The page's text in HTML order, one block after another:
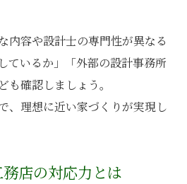
内容や設計士の専門性が異なる
ているか」「外部の設計事務所
も確認しましょう。
、理想に近い家づくりが実現し
店の対応力とは